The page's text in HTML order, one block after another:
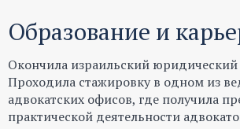
Образование и
Окончила израильский юридический
Проходила стажировку в одном из
адвокатских офисов, где получила
практической деятельности